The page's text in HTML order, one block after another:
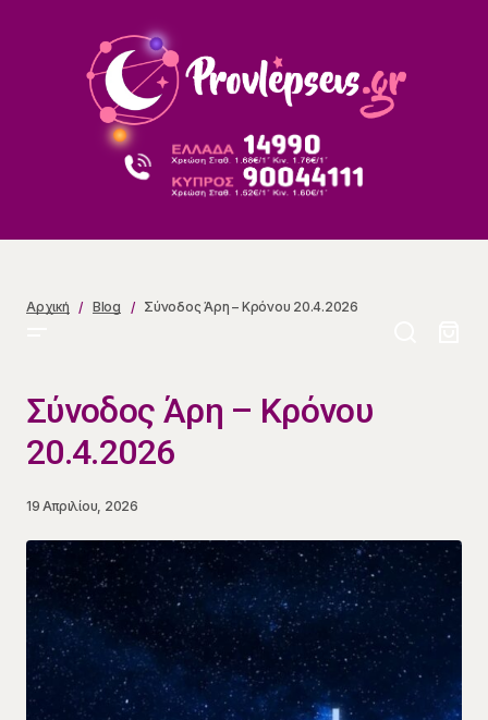
Αρχική Blog Σύνοδος Άρη – Κρόνου 20.4.2026
Σύνοδος Άρη – Κρόνου
20.4.2026
19 Απριλίου, 2026